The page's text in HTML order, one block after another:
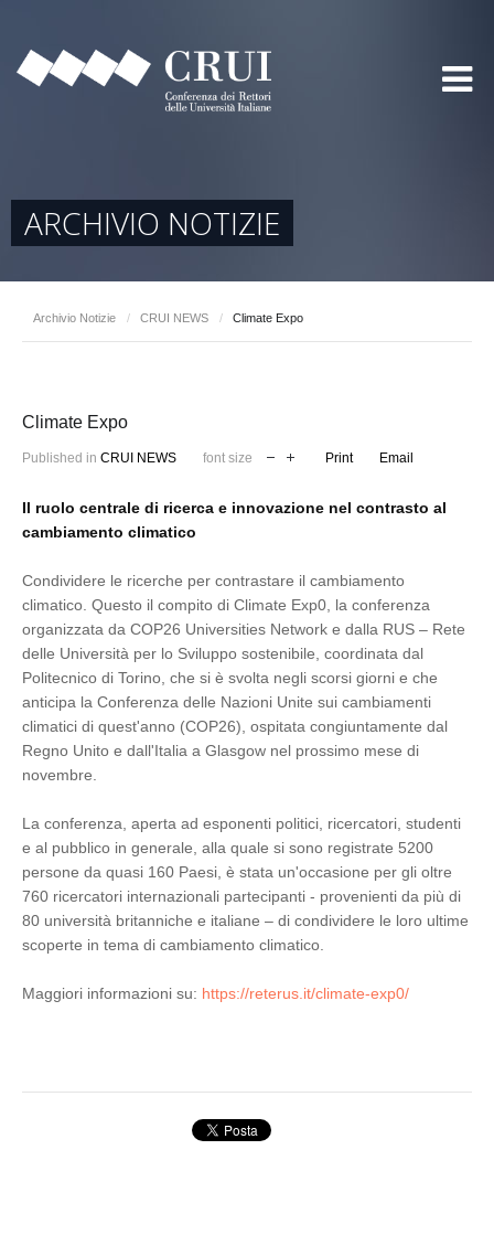
ARCHIVIO NOTIZIE
Archivio Notizie / CRUI NEWS / Climate Expo
Climate Expo
Published in CRUI NEWS font size Print Email
Il ruolo centrale di ricerca e innovazione nel contrasto al
cambiamento climatico
Condividere le ricerche per contrastare il cambiamento
climatico. Questo il compito di Climate Exp0, la conferenza
organizzata da COP26 Universities Network e dalla RUS – Rete
delle Università per lo Sviluppo sostenibile, coordinata dal
Politecnico di Torino, che si è svolta negli scorsi giorni e che
anticipa la Conferenza delle Nazioni Unite sui cambiamenti
climatici di quest'anno (COP26), ospitata congiuntamente dal
Regno Unito e dall'Italia a Glasgow nel prossimo mese di
novembre.
La conferenza, aperta ad esponenti politici, ricercatori, studenti
e al pubblico in generale, alla quale si sono registrate 5200
persone da quasi 160 Paesi, è stata un'occasione per gli oltre
760 ricercatori internazionali partecipanti - provenienti da più di
80 università britanniche e italiane – di condividere le loro ultime
scoperte in tema di cambiamento climatico.
Maggiori informazioni su: https://reterus.it/climate-exp0/